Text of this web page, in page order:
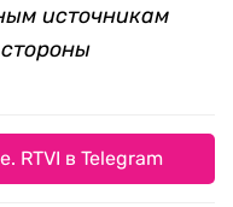
источникам
RTVI в Telegram